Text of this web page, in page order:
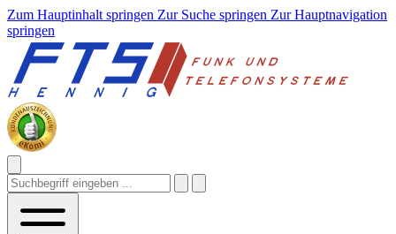
Zum Hauptinhalt springen Zur Suche springen Zur Hauptnavigation
springen